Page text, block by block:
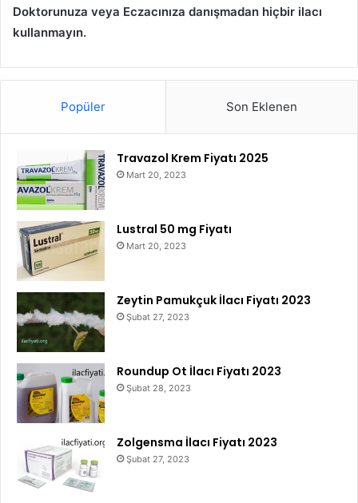
Doktorunuza veya Eczacınıza danışmadan hiçbir ilacı
kullanmayın.
Popüler Son Eklenen
Travazol Krem Fiyatı 2025
Mart 20, 2023
Lustral 50 mg Fiyatı
Mart 20, 2023
Zeytin Pamukçuk İlacı Fiyatı 2023
Şubat 27, 2023
Roundup Ot İlacı Fiyatı 2023
Şubat 28, 2023
Zolgensma İlacı Fiyatı 2023
Şubat 27, 2023